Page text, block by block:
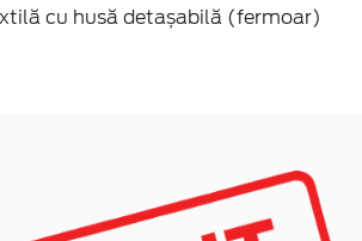
cu husă detașabilă (fermoar)